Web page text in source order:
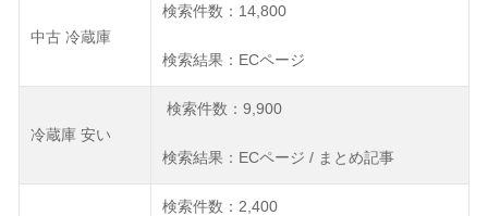
中古 冷蔵庫
検索件数：14,800
検索結果：ECページ
冷蔵庫 安い
検索件数：9,900
検索結果：ECページ / まとめ記事
検索件数：2,400